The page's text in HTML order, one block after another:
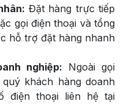
Đặt hàng trực tiếp
gọi điện thoại và tổng
hỗ trợ đặt hàng nhanh
nghiệp: Ngoài gọi
khách hàng doanh
điện thoại liên hệ tại